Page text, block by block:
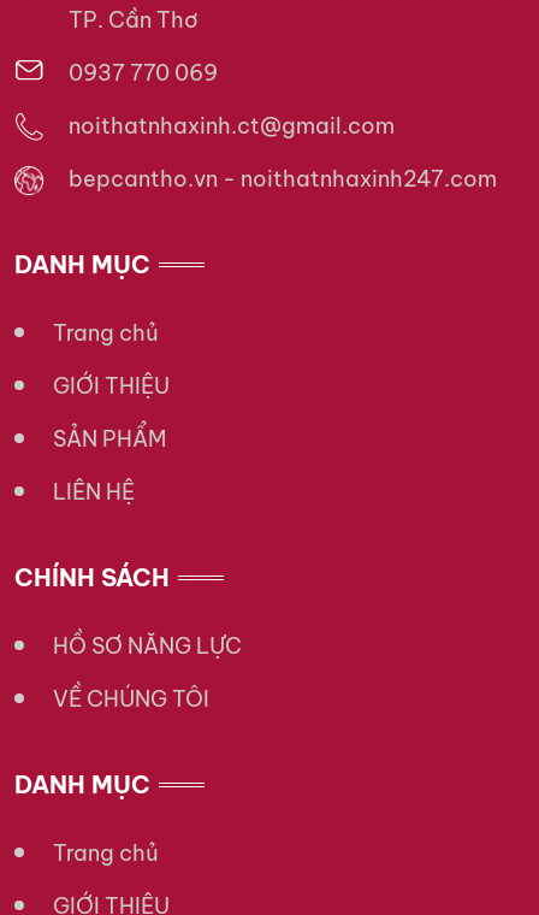
TP. Cần Thơ
0937 770 069
noithatnhaxinh.ct@gmail.com
bepcantho.vn - noithatnhaxinh247.com
DANH MỤC
Trang chủ
GIỚI THIỆU
SẢN PHẨM
LIÊN HỆ
CHÍNH SÁCH
HỒ SƠ NĂNG LỰC
VỀ CHÚNG TÔI
DANH MỤC
Trang chủ
GIỚI THIỆU